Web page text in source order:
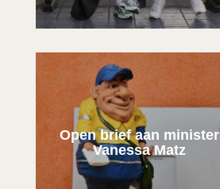
Open brief aan minister
Vanessa Matz